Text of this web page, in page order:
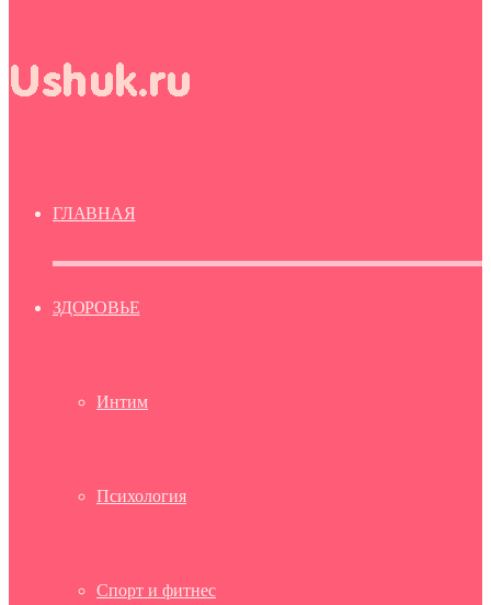
ГЛАВНАЯ
ЗДОРОВЬЕ
Интим
Психология
Спорт и фитнес